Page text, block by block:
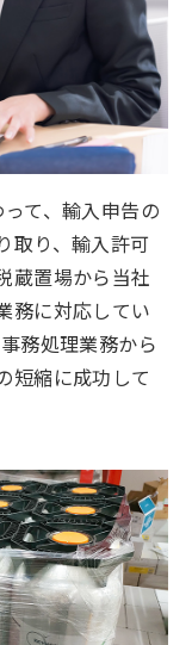
て、輸入申告の
取り、輸入許可
蔵置場から当社
務に対応してい
務処理業務から
短縮に成功して